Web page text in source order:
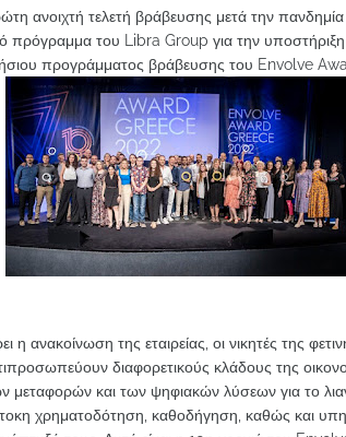
ανοιχτή τελετή βράβευσης μετά την
του Libra Group για την υποστήριξη
προγράμματος βράβευσης του Envolve
ανακοίνωση της εταιρείας, οι νικητές της
διαφορετικούς κλάδους της
μεταφορών και των ψηφιακών λύσεων για το
χρηματοδότηση, καθοδήγηση, καθώς και